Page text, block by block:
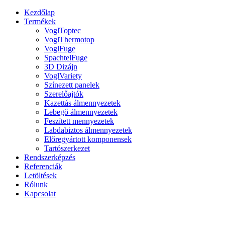
Kezdőlap
Termékek
VoglToptec
VoglThermotop
VoglFuge
SpachtelFuge
3D Dizájn
VoglVariety
Színezett panelek
Szerelőajtók
Kazettás álmennyezetek
Lebegő álmennyezetek
Feszített mennyezetek
Labdabiztos álmennyezetek
Előregyártott komponensek
Tartószerkezet
Rendszerképzés
Referenciák
Letöltések
Rólunk
Kapcsolat